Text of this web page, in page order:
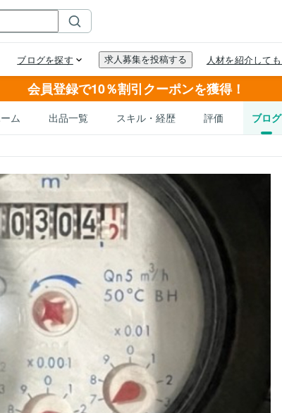
会員登録で10％割引クーポンを獲得！
ム 出品一覧 スキル・経歴 評価 ブログ